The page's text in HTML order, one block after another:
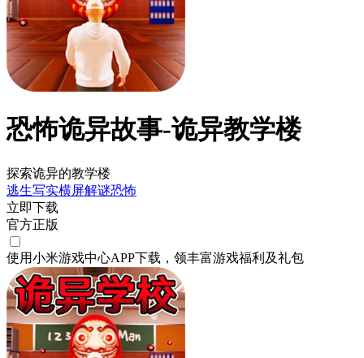
恐怖诡异故事-诡异教学楼
探索诡异的教学楼
逃生写实横屏解谜恐怖
立即下载
官方正版
使用小米游戏中心APP下载 ，领丰富游戏福利 及礼包